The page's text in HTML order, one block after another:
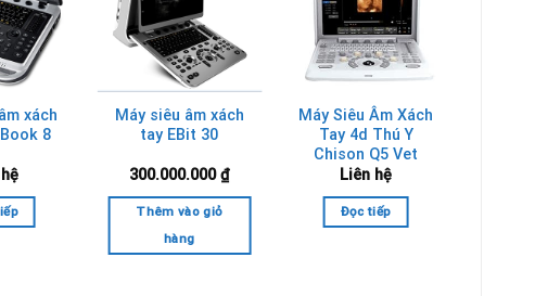
xách
8
Máy siêu âm xách
tay EBit 30
300.000.000₫
Thêm vào giỏ
hàng
Máy Siêu Âm Xách
Tay 4d Thú Y
Chison Q5 Vet
Liên hệ
Đọc tiếp